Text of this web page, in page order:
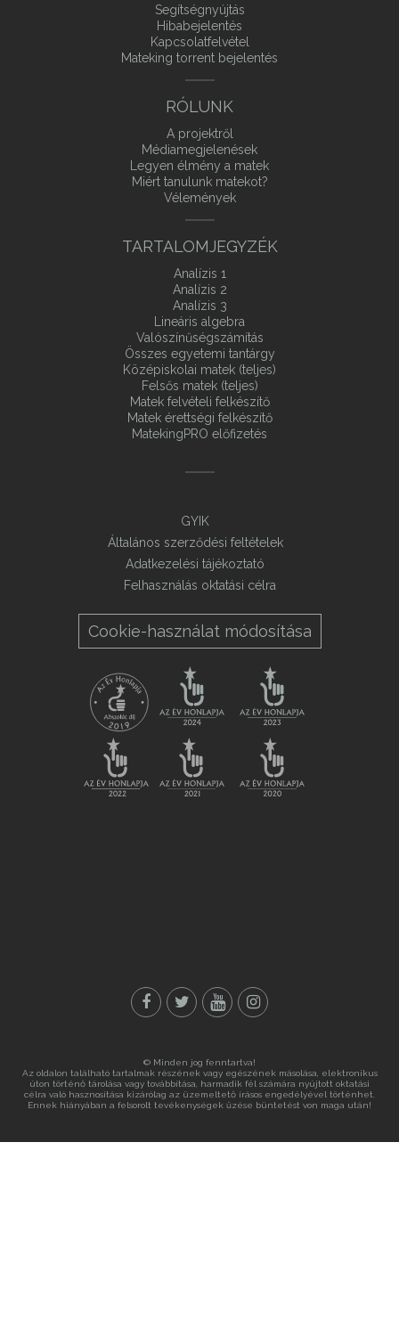
Segítségnyújtás
Hibabejelentés
Kapcsolatfelvétel
Mateking torrent bejelentés
RÓLUNK
A projektről
Médiamegjelenések
Legyen élmény a matek
Miért tanulunk matekot?
Vélemények
TARTALOMJEGYZÉK
Analízis 1
Analízis 2
Analízis 3
Lineáris algebra
Valószínűségszámítás
Összes egyetemi tantárgy
Középiskolai matek (teljes)
Felsős matek (teljes)
Matek felvételi felkészítő
Matek érettségi felkészítő
MatekingPRO előfizetés
GYIK
Általános szerződési feltételek
Adatkezelési tájékoztató
Felhasználás oktatási célra
Cookie-használat módosítása
© Minden jog fenntartva!
Az oldalon található tartalmak részének vagy egészének másolása, elektronikus
úton történő tárolása vagy továbbítása, harmadik fél számára nyújtott oktatási
célra való hasznosítása kizárólag az üzemeltető írásos engedélyével történhet.
Ennek hiányában a felsorolt tevékenységek űzése büntetést von maga után!